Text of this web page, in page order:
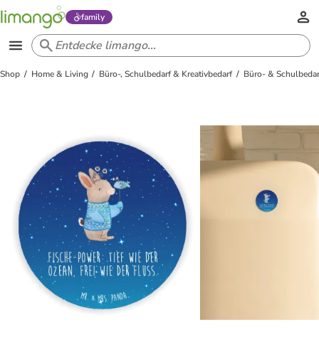
family
Shop Home & Living Büro-, Schulbedarf & Kreativbedarf Büro- &